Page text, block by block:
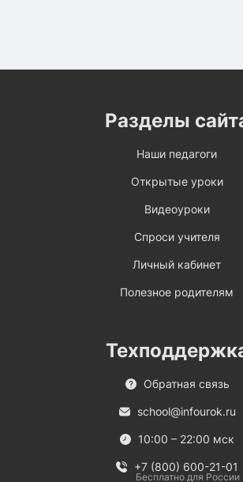
Разделы
Наши педагоги
Открытые уроки
Видеоуроки
Спроси учителя
Личный кабинет
Полезное родителям
Обратная связь
school@infourok.ru
10:00 – 22:00 мск
+7 (800) 600-21-01
Бесплатно для России